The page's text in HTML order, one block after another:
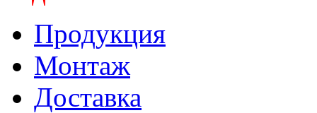
Продукция
Монтаж
Доставка